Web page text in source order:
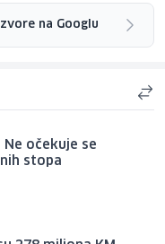
na Googlu
Ne očekuje se
stopa